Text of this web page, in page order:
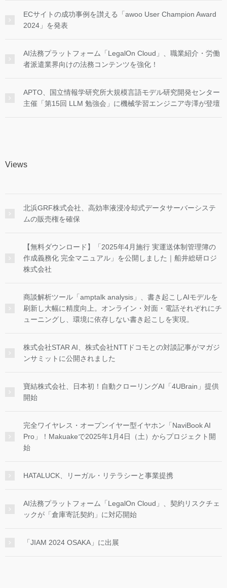
ECサイトの成功事例を讃える「awoo User Champion Award
2024」を発表
AI法務プラットフォーム「LegalOn Cloud」、職業紹介・労働
者派遣業界向けの法務コンテンツを強化！
APTO、国立情報学研究所大規模言語モデル研究開発センター
主催「第15回 LLM 勉強会」に機械学習エンジニア寺澤が登壇
Views
北浜GRF株式会社、高効率液浸冷却式データサーバーシステ
ムの販売権を確保
【無料ダウンロード】「2025年4月施行 実運送体制管理簿の
作成義務化 完全マニュアル」を公開しました｜船井総研ロジ
株式会社
商談解析ツール「amptalk analysis」、書き起こしAIモデルを
刷新し大幅に精度向上。オンライン・対面・電話それぞれにチ
ューニングし、環境に依存しない書き起こしを実現。
株式会社STAR AI、株式会社NTTドコモとの対談記事がマガジ
ンサミットに公開されました
寶結株式会社、日本初！自動クローリングAI「4UBrain」提供
開始
完全ワイヤレス・オープンイヤー型イヤホン「NaviBook AI
Pro」！Makuakeで2025年1月4日（土）からプロジェクト開
始
HATALUCK、リーガル・リテラシーと事業提携
AI法務プラットフォーム「LegalOn Cloud」、契約リスクチェ
ックが「倉庫寄託契約」に対応開始
「JIAM 2024 OSAKA」に出展